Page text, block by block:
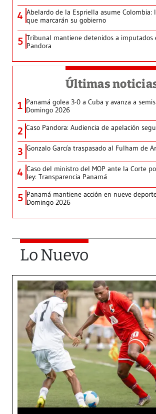
4 Abelardo de la Espriella asume Colombia:
que marcarán su gobierno
5 Tribunal mantiene detenidos a imputados
Pandora
Últimas
1 Panamá golea 3-0 a Cuba y avanza a
Domingo 2026
2 Caso Pandora: Audiencia de apelación
3 Gonzalo García traspasado al Fulham de
4 Caso del ministro del MOP ante la Corte
ley: Transparencia Panamá
5 Panamá mantiene acción en nueve
Domingo 2026
Lo Nuevo